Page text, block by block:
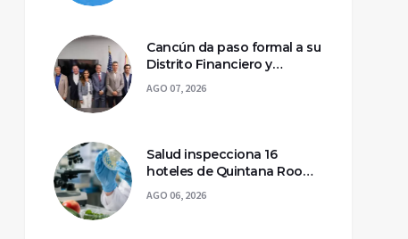
Cancún da paso formal a su
Distrito Financiero y
Tecnológico con
declaratoria federal
AGO 07, 2026
Salud inspecciona 16
hoteles de Quintana Roo
por casos de ciclosporiasis
AGO 06, 2026